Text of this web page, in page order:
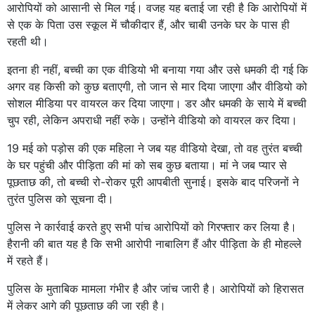
आरोपियों को आसानी से मिल गई। वजह यह बताई जा रही है कि आरोपियों में
से एक के पिता उस स्कूल में चौकीदार हैं, और चाबी उनके घर के पास ही
रहती थी।
इतना ही नहीं, बच्ची का एक वीडियो भी बनाया गया और उसे धमकी दी गई कि
अगर वह किसी को कुछ बताएगी, तो जान से मार दिया जाएगा और वीडियो को
सोशल मीडिया पर वायरल कर दिया जाएगा। डर और धमकी के साये में बच्ची
चुप रही, लेकिन अपराधी नहीं रुके। उन्होंने वीडियो को वायरल कर दिया।
19 मई को पड़ोस की एक महिला ने जब यह वीडियो देखा, तो वह तुरंत बच्ची
के घर पहुंची और पीड़िता की मां को सब कुछ बताया। मां ने जब प्यार से
पूछताछ की, तो बच्ची रो-रोकर पूरी आपबीती सुनाई। इसके बाद परिजनों ने
तुरंत पुलिस को सूचना दी।
पुलिस ने कार्रवाई करते हुए सभी पांच आरोपियों को गिरफ्तार कर लिया है।
हैरानी की बात यह है कि सभी आरोपी नाबालिग हैं और पीड़िता के ही मोहल्ले
में रहते हैं।
पुलिस के मुताबिक मामला गंभीर है और जांच जारी है। आरोपियों को हिरासत
में लेकर आगे की पूछताछ की जा रही है।